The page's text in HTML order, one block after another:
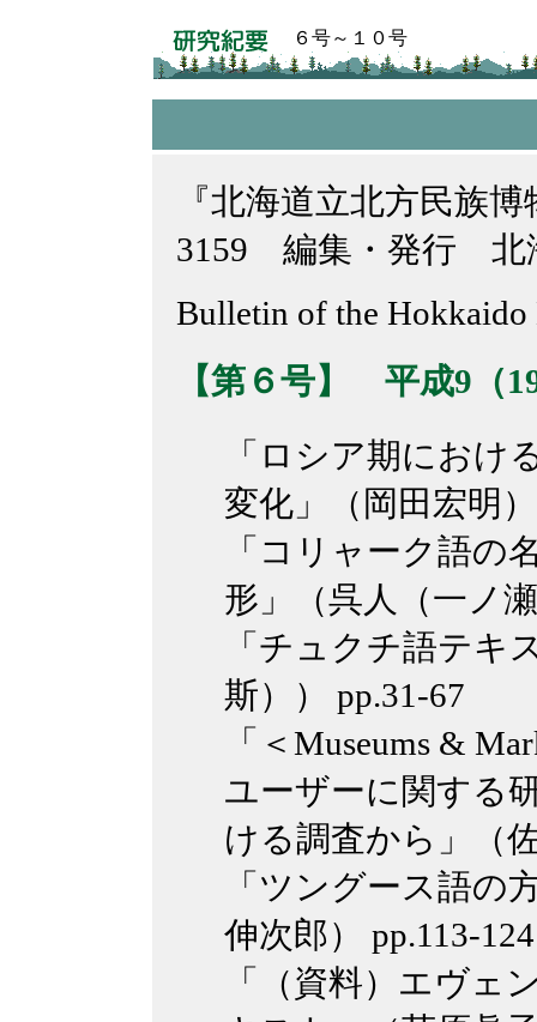
６号～１０号
『北海道立北方民族
3159 編集・発行 北
Bulletin of the Hokkaido
【第６号】 平成9（
「ロシア期におけ
変化」（岡田宏明
「コリャーク語の
形」（呉人（一ノ
「チュクチ語テキ
斯）） pp.31-67
「＜Museums &
ユーザーに関する
ける調査から」（
「ツングース語の
伸次郎） pp.113-124
「（資料）エヴェ